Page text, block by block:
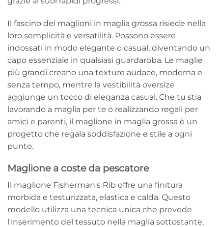
Il fascino dei maglioni in maglia grossa risiede nella
loro semplicità e versatilità. Possono essere
indossati in modo elegante o casual, diventando un
capo essenziale in qualsiasi guardaroba. Le maglie
più grandi creano una texture audace, moderna e
senza tempo, mentre la vestibilità oversize
aggiunge un tocco di eleganza casual. Che tu stia
lavorando a maglia per te o realizzando regali per
amici e parenti, il maglione in maglia grossa è un
progetto che regala soddisfazione e stile a ogni
punto.
Maglione a coste da pescatore
Il maglione Fisherman's Rib offre una finitura
morbida e testurizzata, elastica e calda. Questo
modello utilizza una tecnica unica che prevede
l'inserimento del tessuto nella maglia sottostante,